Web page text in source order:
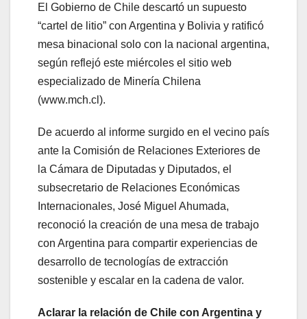
El Gobierno de Chile descartó un supuesto
“cartel de litio” con Argentina y Bolivia y ratificó
mesa binacional solo con la nacional argentina,
según reflejó este miércoles el sitio web
especializado de Minería Chilena
(www.mch.cl).
De acuerdo al informe surgido en el vecino país
ante la Comisión de Relaciones Exteriores de
la Cámara de Diputadas y Diputados, el
subsecretario de Relaciones Económicas
Internacionales, José Miguel Ahumada,
reconoció la creación de una mesa de trabajo
con Argentina para compartir experiencias de
desarrollo de tecnologías de extracción
sostenible y escalar en la cadena de valor.
Aclarar la relación de Chile con Argentina y